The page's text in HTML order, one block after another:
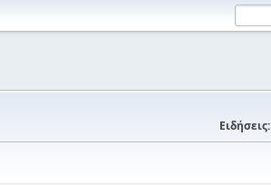
Ειδήσεις: